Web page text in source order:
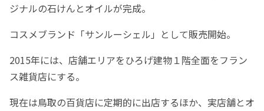
ジナルの石けんとオイルが完成。
コスメブランド「サンルーシェル」として販売開始。
2015年には、店舗エリアをひろげ建物１階全面をフラン
ス雑貨店にする。
現在は鳥取の百貨店に定期的に出店するほか、実店舗とオ